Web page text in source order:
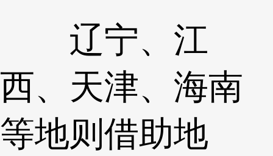
辽宁、江
西、天津、海南
等地则借助地